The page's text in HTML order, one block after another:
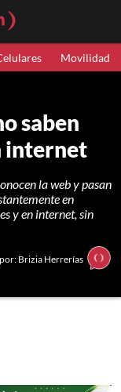
Movilidad
saben
internet
la web y pasan
en
y en internet, sin
por: Brizia Herrerías